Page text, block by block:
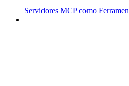
Servidores MCP como